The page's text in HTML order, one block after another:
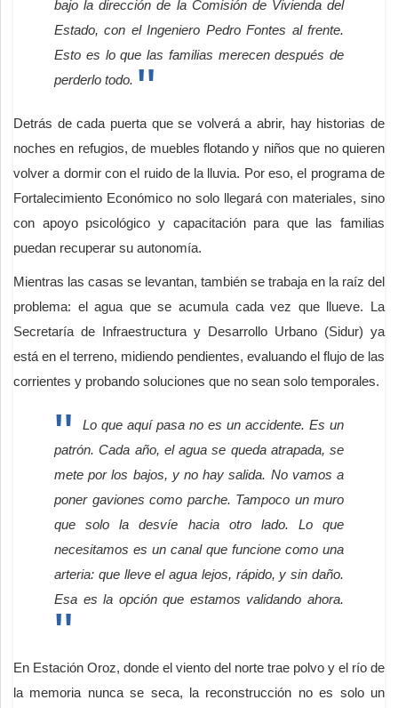
bajo la dirección de la Comisión de Vivienda del
Estado, con el Ingeniero Pedro Fontes al frente.
Esto es lo que las familias merecen después de
perderlo todo.
Detrás de cada puerta que se volverá a abrir, hay historias de
noches en refugios, de muebles flotando y niños que no quieren
volver a dormir con el ruido de la lluvia. Por eso, el programa de
Fortalecimiento Económico no solo llegará con materiales, sino
con apoyo psicológico y capacitación para que las familias
puedan recuperar su autonomía.
Mientras las casas se levantan, también se trabaja en la raíz del
problema: el agua que se acumula cada vez que llueve. La
Secretaría de Infraestructura y Desarrollo Urbano (Sidur) ya
está en el terreno, midiendo pendientes, evaluando el flujo de las
corrientes y probando soluciones que no sean solo temporales.
Lo que aquí pasa no es un accidente. Es un
patrón. Cada año, el agua se queda atrapada, se
mete por los bajos, y no hay salida. No vamos a
poner gaviones como parche. Tampoco un muro
que solo la desvíe hacia otro lado. Lo que
necesitamos es un canal que funcione como una
arteria: que lleve el agua lejos, rápido, y sin daño.
Esa es la opción que estamos validando ahora.
En Estación Oroz, donde el viento del norte trae polvo y el río de
la memoria nunca se seca, la reconstrucción no es solo un